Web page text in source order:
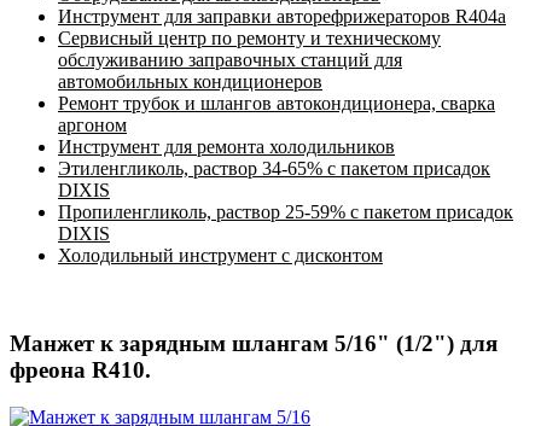
Инструмент для заправки авторефрижераторов R404a
Сервисный центр по ремонту и техническому
обслуживанию заправочных станций для
автомобильных кондиционеров
Ремонт трубок и шлангов автокондиционера, сварка
аргоном
Инструмент для ремонта холодильников
Этиленгликоль, раствор 34-65% с пакетом присадок
DIXIS
Пропиленгликоль, раствор 25-59% с пакетом присадок
DIXIS
Холодильный инструмент с дисконтом
Манжет к зарядным шлангам 5/16" (1/2") для
фреона R410.